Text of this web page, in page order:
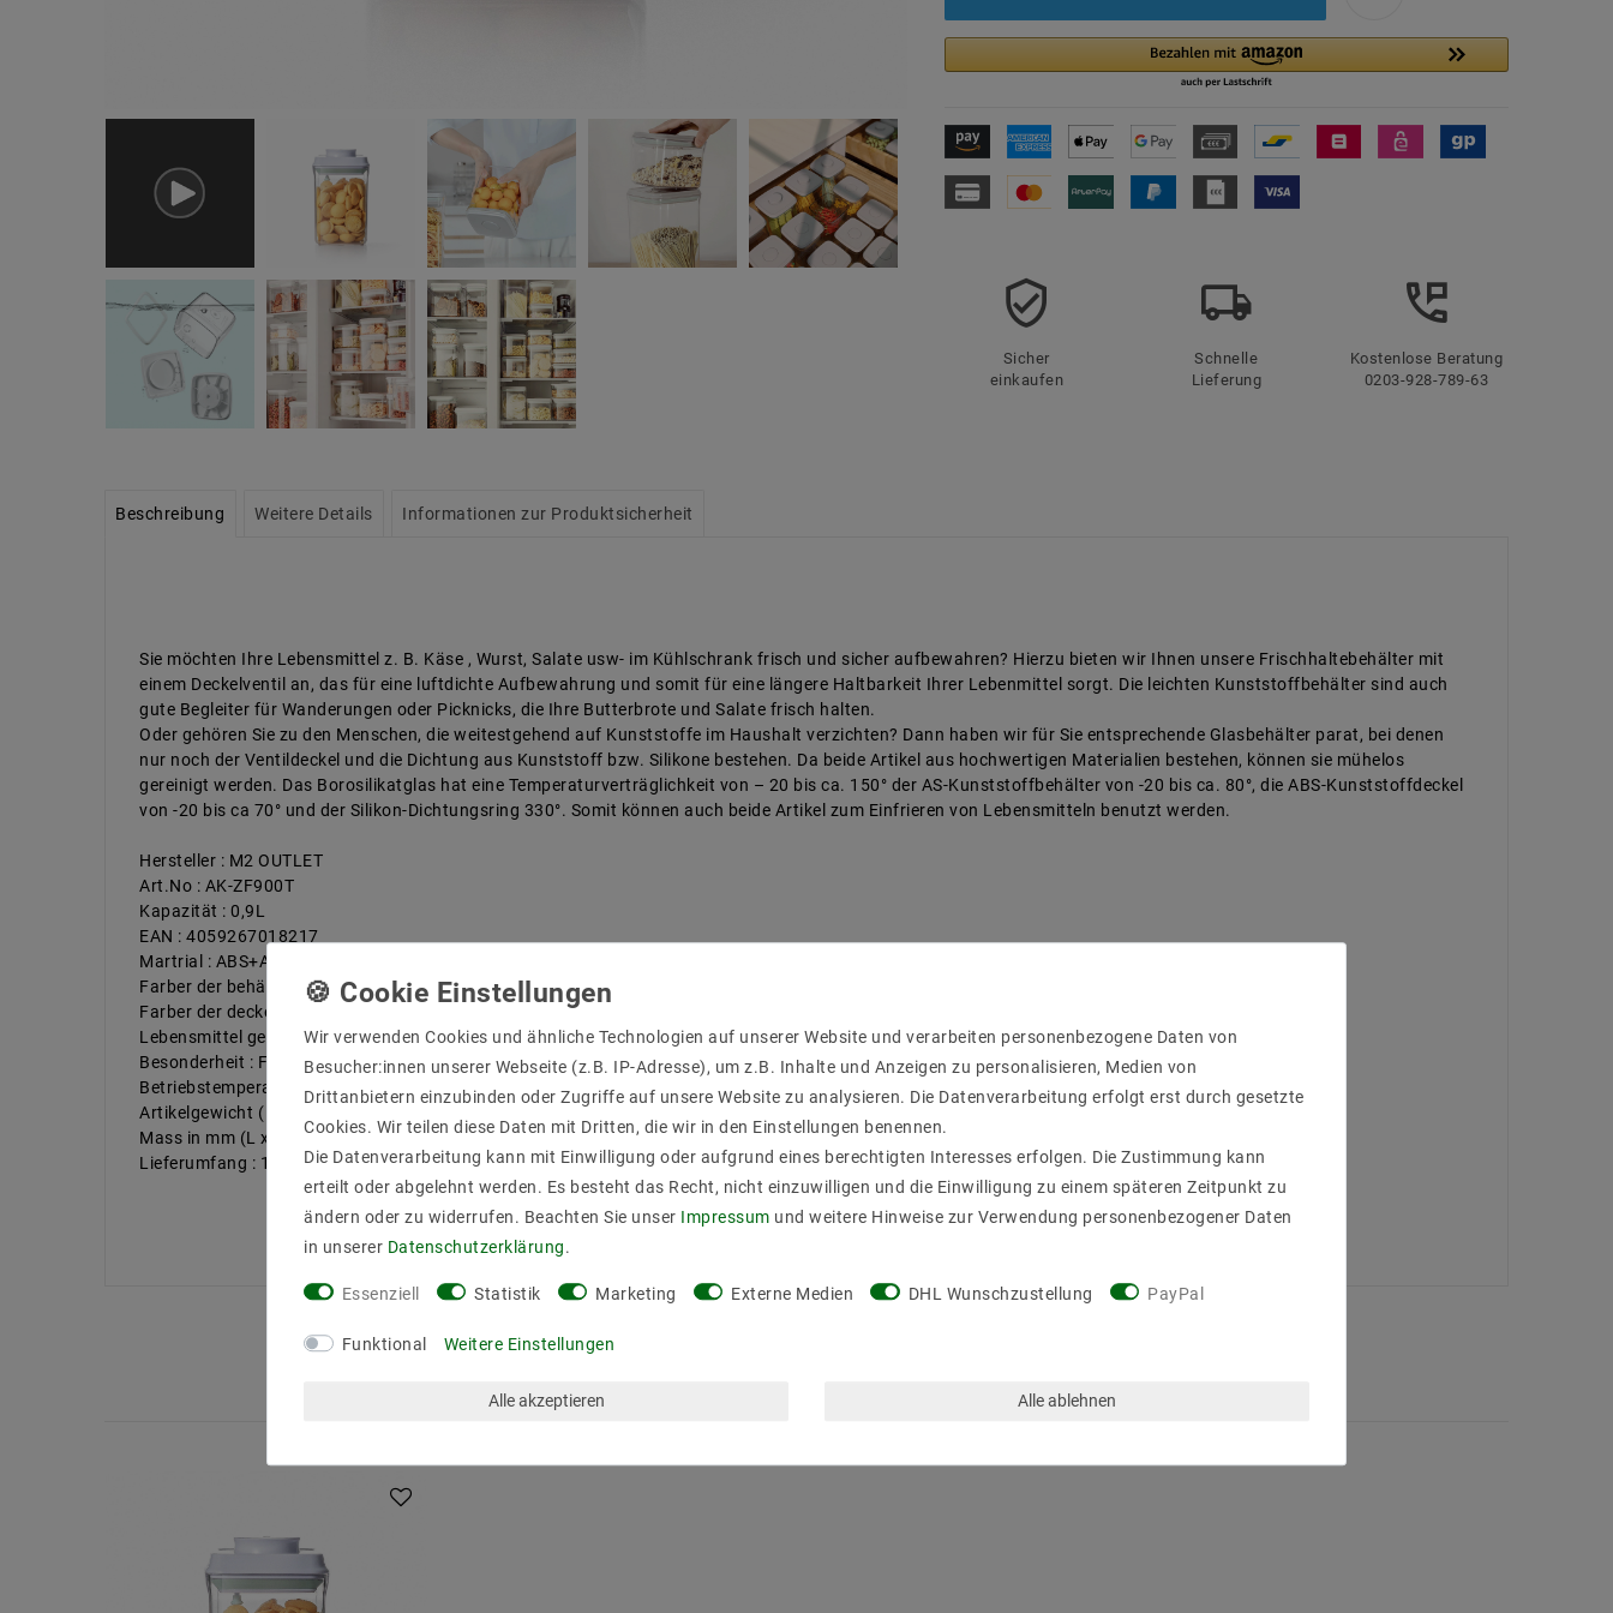
Sicher
einkaufen
Schnelle
Lieferung
Kostenlose Beratung
0203-928-789-63
Beschreibung Weitere Details Informationen zur Produktsicherheit
Sie möchten Ihre Lebensmittel z. B. Käse , Wurst, Salate usw- im Kühlschrank frisch und sicher aufbewahren? Hierzu bieten wir Ihnen unsere Frischhaltebehälter mit
einem Deckelventil an, das für eine luftdichte Aufbewahrung und somit für eine längere Haltbarkeit Ihrer Lebenmittel sorgt. Die leichten Kunststoffbehälter sind auch
gute Begleiter für Wanderungen oder Picknicks, die Ihre Butterbrote und Salate frisch halten.
Oder gehören Sie zu den Menschen, die weitestgehend auf Kunststoffe im Haushalt verzichten? Dann haben wir für Sie entsprechende Glasbehälter parat, bei denen
nur noch der Ventildeckel und die Dichtung aus Kunststoff bzw. Silikone bestehen. Da beide Artikel aus hochwertigen Materialien bestehen, können sie mühelos
gereinigt werden. Das Borosilikatglas hat eine Temperaturverträglichkeit von – 20 bis ca. 150° der AS-Kunststoffbehälter von -20 bis ca. 80°, die ABS-Kunststoffdeckel
von -20 bis ca 70° und der Silikon-Dichtungsring 330°. Somit können auch beide Artikel zum Einfrieren von Lebensmitteln benutzt werden.
Hersteller : M2 OUTLET
Art.No : AK-ZF900T
Kapazität : 0,9L
EAN : 4059267018217
Martrial : ABS+AS (BPA-freie)
Farber der behälter : Transparent
Farber der deckel : weiß
Lebensmittel geeinget : ja
Besonderheit : FDA | BPA-freie
Betriebstemperatur : -20°C - 70°C
Artikelgewicht ( Gramm ) : 350
Mass in mm (L x B x H) : 105x105x158
Lieferumfang : 1 x AK-ZF900T (0,9L)
Wir verwenden Cookies und ähnliche Technologien auf unserer Website und verarbeiten personenbezogene Daten von
Besucher:innen unserer Webseite (z.B. IP-Adresse), um z.B. Inhalte und Anzeigen zu personalisieren, Medien von
Drittanbietern einzubinden oder Zugriffe auf unsere Website zu analysieren. Die Datenverarbeitung erfolgt erst durch gesetzte
Cookies. Wir teilen diese Daten mit Dritten, die wir in den Einstellungen benennen.
Die Datenverarbeitung kann mit Einwilligung oder aufgrund eines berechtigten Interesses erfolgen. Die Zustimmung kann
erteilt oder abgelehnt werden. Es besteht das Recht, nicht einzuwilligen und die Einwilligung zu einem späteren Zeitpunkt zu
ändern oder zu widerrufen. Beachten Sie unser Impressum und weitere Hinweise zur Verwendung personenbezogener Daten
in unserer Daten­schutz­erklärung.
Essenziell Statistik Marketing Externe Medien DHL Wunschzustellung PayPal
Funktional Weitere Einstellungen
Alle akzeptieren Alle ablehnen